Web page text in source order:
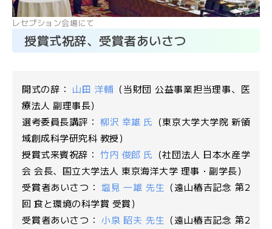
レセプション会場にて
授賞式祝辞、受賞者あいさつ
開式の辞： 山田 洋輔 （当財団 公益事業担当理事、医
療法人 副理事長）
選考委員長講評：柳沢 幸雄 氏 （東京大学大学院 新領
域創成科学研究科 教授）
授賞式来賓祝辞：竹内 俊郎 氏 （社団法人 日本水産学
会 会長、国立大学法人 東京海洋大学 理事・副学長）
受賞者あいさつ：塩見 一雄 先生 （遠山椿吉記念 第2
回 食と環境の科学賞 受賞）
受賞者あいさつ：小泉 昭夫 先生 （遠山椿吉記念 第2